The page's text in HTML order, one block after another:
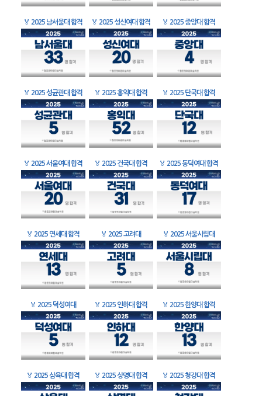
🏅 2025 남서울대 합격 🏅 2025 성신여대 합격 🏅 2025 중앙대 합격
🏅 2025 성균관대 합격 🏅 2025 홍익대 합격 🏅 2025 단국대 합격
🏅 2025 서울여대 합격 🏅 2025 건국대 합격 🏅 2025 동덕여대 합격
🏅 2025 연세대 합격 🏅 2025 고려대 🏅 2025 서울시립대
🏅 2025 덕성여대 🏅 2025 인하대 합격 🏅 2025 한양대 합격
🏅 2025 삼육대 합격 🏅 2025 상명대 합격 🏅 2025 청강대 합격